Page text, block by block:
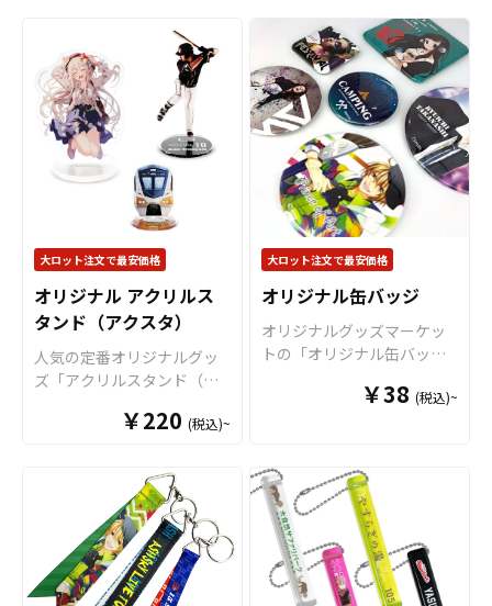
ので、お客様にはデザイン
をご入稿いただくだけでオ
リジナル商品として制作・
販売していただくことがで
きます。 LEDで光るアクリ
ルキーホルダーはアニメ、
エンタメ、スポーツ、官公
庁、同人グッズなど様々な
業界に人気です。 国内生産
で小ロットから大ロットま
で承っておりますので、お
気軽にご相談ください。
ち歩けるサイズのタオルで
す。生地は国内製造差され
た今治産のタオルで、生
地・印刷・縫製すべて国内
で製造致します。※印刷後
に縁処理を行いますが、特
にご指定がない場合、表の
印刷カラーに合わせて縫製
致します。 短納期・小ロッ
トでの対応も可能ですので
ご不明点がありましたら、
個人のお客様から企業・業
者のかた問わずお気軽にご
相談ください。
します。 耐久性ある非フタ
ル酸エステル系の高品質
PVC素材を採用したラバー
キーホルダーですので、柔
らかく弾力性があり熱や経
年劣化による変形や変色が
少なく、マットで手触りの
良い質感が特徴です。 色数
は最大12色まで使用可能で
すので、色鮮やかな仕上が
りとなります。サイズは
55mm×55mm以内 と
80mm×80mm以内の2サ
も好みに応じて2種（2層タ
イプ・半立体タイプ）より
お選び頂けます。 販売に必
要な資材も取り揃えており
稿いただくだけで、オリジ
ナル商品として販売するこ
とができます。 お気軽にご
相談ください。
大ロット注文で最安価格
オリジナル アクリルス
タンド（アクスタ）
人気の定番オリジナルグッ
ズ「アクリルスタンド（ア
ちのオリジナルデザインに
ルスタンド（アクスタ）は
鑑賞性・携帯性・汎用性を
兼ね備えた大人気アイテ
ム。ケイオーのオリジナル
アクリルスタンドには、透
明度の高い高品質アクリル
￥220 (税込)~
大ロット注文で最安価格
オリジナル缶バッジ
オリジナルグッズマーケッ
トの「オリジナル缶バッ
備の高性能な缶バッジで
やかな商品をお作りしま
す。 缶バッジは、オリジナ
ルグッズとして、コンサー
トグッズ、アーティストグ
ッズ、キャラクターグッ
ズ、ノベルティー、お土産
￥38 (税込)~